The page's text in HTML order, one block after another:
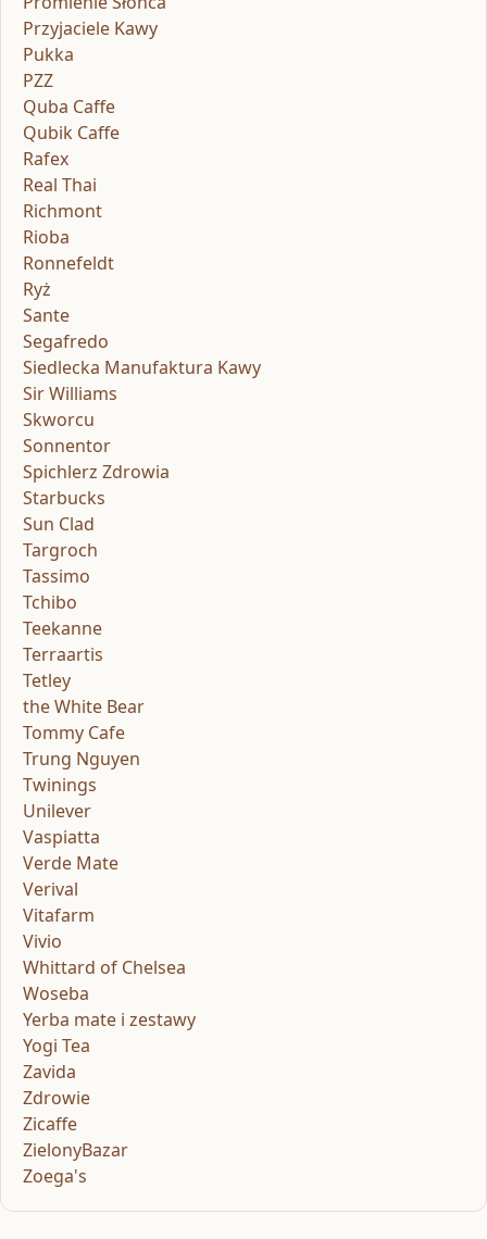
Przyjaciele Kawy
Pukka
PZZ
Quba Caffe
Qubik Caffe
Rafex
Real Thai
Richmont
Rioba
Ronnefeldt
Ryż
Sante
Segafredo
Siedlecka Manufaktura Kawy
Sir Williams
Skworcu
Sonnentor
Spichlerz Zdrowia
Starbucks
Sun Clad
Targroch
Tassimo
Tchibo
Teekanne
Terraartis
Tetley
the White Bear
Tommy Cafe
Trung Nguyen
Twinings
Unilever
Vaspiatta
Verde Mate
Verival
Vitafarm
Vivio
Whittard of Chelsea
Woseba
Yerba mate i zestawy
Yogi Tea
Zavida
Zdrowie
Zicaffe
ZielonyBazar
Zoega's